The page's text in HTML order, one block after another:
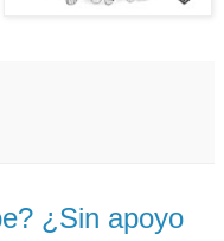
¿Sin apoyo